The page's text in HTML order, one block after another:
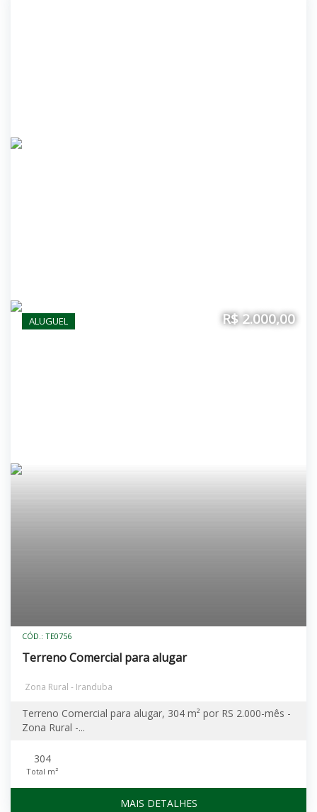
ALUGUEL R$ 2.000,00
CÓD.: TE0756
Terreno Comercial para alugar
Zona Rural - Iranduba
Terreno Comercial para alugar, 304 m² por RS 2.000-mês -
Zona Rural -...
304
Total m²
MAIS DETALHES